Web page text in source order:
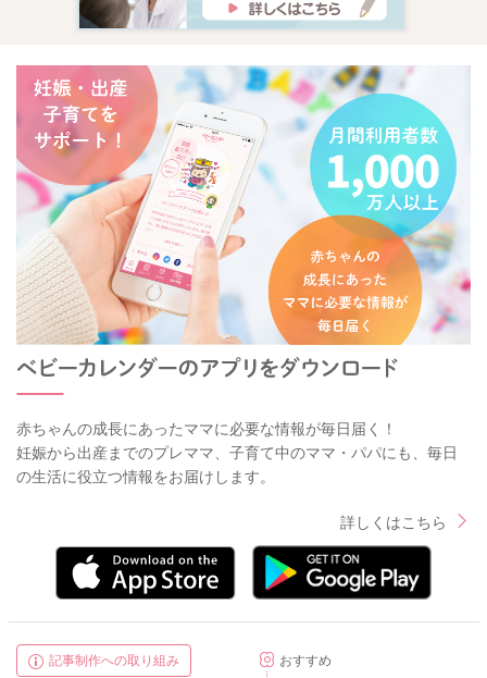
赤ちゃんの成長にあったママに必要な情報が毎日届く！
妊娠から出産までのプレママ、子育て中のママ・パパにも、毎日
の生活に役立つ情報をお届けします。
詳しくはこちら
記事制作への取り組み
おすすめ